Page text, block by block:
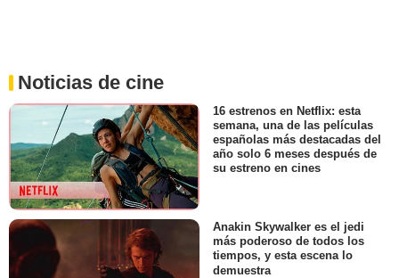
Noticias de cine
16 estrenos en Netflix: esta
semana, una de las películas
españolas más destacadas del
año solo 6 meses después de
su estreno en cines
Anakin Skywalker es el jedi
más poderoso de todos los
tiempos, y esta escena lo
demuestra